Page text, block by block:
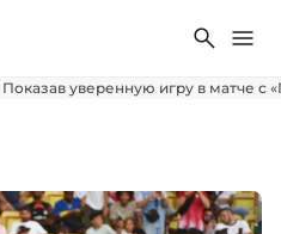
Поиск
Показав уверенную игру в матче с